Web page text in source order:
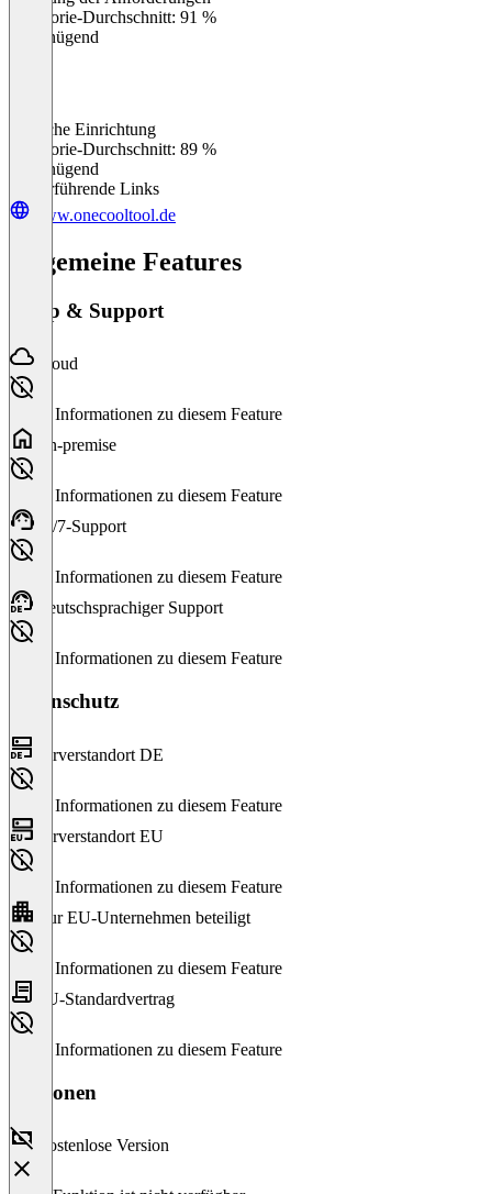
Kategorie-Durchschnitt: 91 %
Ungenügend
Einfache Einrichtung
Kategorie-Durchschnitt: 89 %
Ungenügend
Weiterführende Links
www.onecooltool.de
Allgemeine Features
Setup & Support
Cloud
Keine Informationen zu diesem Feature
On-premise
Keine Informationen zu diesem Feature
24/7-Support
Keine Informationen zu diesem Feature
Deutschsprachiger Support
Keine Informationen zu diesem Feature
Datenschutz
Serverstandort DE
Keine Informationen zu diesem Feature
Serverstandort EU
Keine Informationen zu diesem Feature
Nur EU-Unternehmen beteiligt
Keine Informationen zu diesem Feature
EU-Standardvertrag
Keine Informationen zu diesem Feature
Versionen
Kostenlose Version